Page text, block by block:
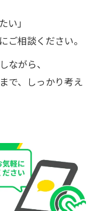
い」
ご相談ください。
ながら、
で、しっかり考え